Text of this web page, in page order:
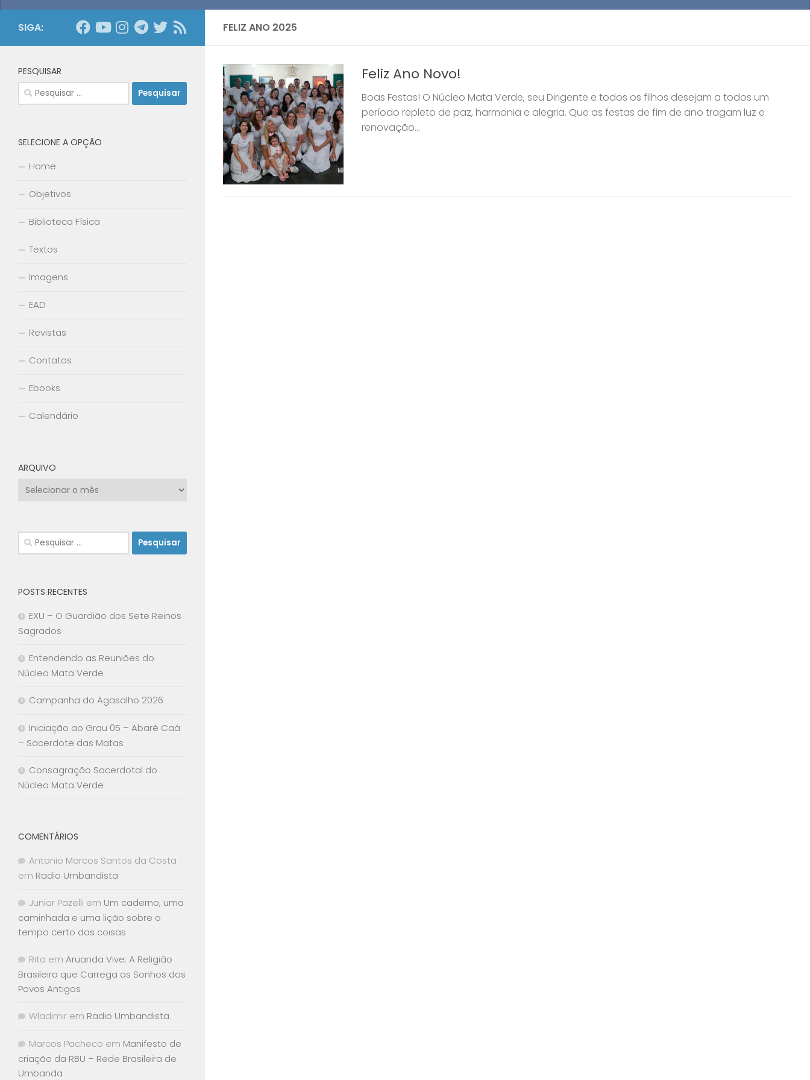
FELIZ ANO 2025
Feliz Ano Novo!
Boas Festas! O Núcleo Mata Verde, seu Dirigente e todos os filhos desejam a todos um
período repleto de paz, harmonia e alegria. Que as festas de fim de ano tragam luz e
renovação...
SIGA:
PESQUISAR
Pesquisar
por:
SELECIONE A OPÇÃO
Home
Objetivos
Biblioteca Física
Textos
Imagens
EAD
Revistas
Contatos
Ebooks
Calendário
ARQUIVO
Arquivo
Pesquisar
por:
POSTS RECENTES
EXU – O Guardião dos Sete Reinos
Sagrados
Entendendo as Reuniões do
Núcleo Mata Verde
Campanha do Agasalho 2026
Iniciação ao Grau 05 – Abaré Caá
– Sacerdote das Matas
Consagração Sacerdotal do
Núcleo Mata Verde
COMENTÁRIOS
Antonio Marcos Santos da Costa
em Radio Umbandista
Junior Pazelli em Um caderno, uma
caminhada e uma lição sobre o
tempo certo das coisas
Rita em Aruanda Vive: A Religião
Brasileira que Carrega os Sonhos dos
Povos Antigos
Wladimir em Radio Umbandista
Marcos Pacheco em Manifesto de
criação da RBU – Rede Brasileira de
Umbanda